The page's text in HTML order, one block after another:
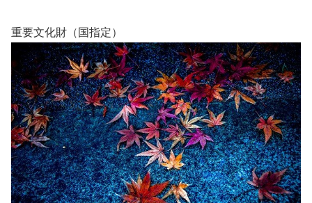
重要文化財（国指定）